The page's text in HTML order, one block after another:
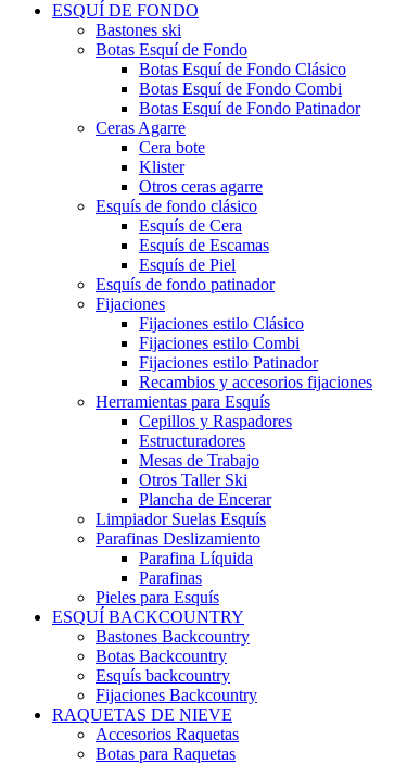
ESQUÍ DE FONDO
Bastones ski
Botas Esquí de Fondo
Botas Esquí de Fondo Clásico
Botas Esquí de Fondo Combi
Botas Esquí de Fondo Patinador
Ceras Agarre
Cera bote
Klister
Otros ceras agarre
Esquís de fondo clásico
Esquís de Cera
Esquís de Escamas
Esquís de Piel
Esquís de fondo patinador
Fijaciones
Fijaciones estilo Clásico
Fijaciones estilo Combi
Fijaciones estilo Patinador
Recambios y accesorios fijaciones
Herramientas para Esquís
Cepillos y Raspadores
Estructuradores
Mesas de Trabajo
Otros Taller Ski
Plancha de Encerar
Limpiador Suelas Esquís
Parafinas Deslizamiento
Parafina Líquida
Parafinas
Pieles para Esquís
ESQUÍ BACKCOUNTRY
Bastones Backcountry
Botas Backcountry
Esquís backcountry
Fijaciones Backcountry
RAQUETAS DE NIEVE
Accesorios Raquetas
Botas para Raquetas